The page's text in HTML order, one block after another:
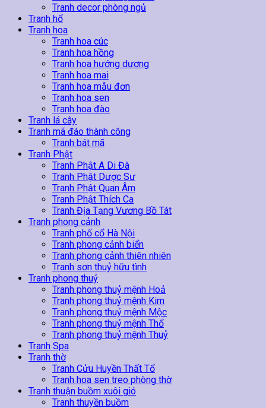
Tranh decor phòng ngủ
Tranh hổ
Tranh hoa
Tranh hoa cúc
Tranh hoa hồng
Tranh hoa hướng dương
Tranh hoa mai
Tranh hoa mẫu đơn
Tranh hoa sen
Tranh hoa đào
Tranh lá cây
Tranh mã đáo thành công
Tranh bát mã
Tranh Phật
Tranh Phật A Di Đà
Tranh Phật Dược Sư
Tranh Phật Quan Âm
Tranh Phật Thích Ca
Tranh Địa Tạng Vương Bồ Tát
Tranh phong cảnh
Tranh phố cổ Hà Nội
Tranh phong cảnh biển
Tranh phong cảnh thiên nhiên
Tranh sơn thuỷ hữu tình
Tranh phong thuỷ
Tranh phong thuỷ mệnh Hoả
Tranh phong thuỷ mệnh Kim
Tranh phong thuỷ mệnh Mộc
Tranh phong thuỷ mệnh Thổ
Tranh phong thuỷ mệnh Thuỷ
Tranh Spa
Tranh thờ
Tranh Cửu Huyền Thất Tổ
Tranh hoa sen treo phòng thờ
Tranh thuận buồm xuôi gió
Tranh thuyền buồm